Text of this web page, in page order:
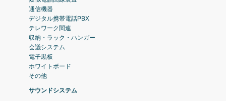
通信機器
デジタル携帯電話PBX
テレワーク関連
収納・ラック・ハンガー
会議システム
電子黒板
ホワイトボード
その他
サウンドシステム